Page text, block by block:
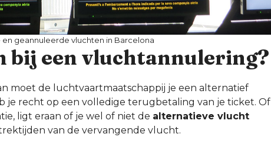
en geannuleerde vluchten in Barcelona
bij een vluchtannulering?
moet de luchtvaartmaatschappij je een alternatief
je recht op een volledige terugbetaling van je ticket. Of
ligt eraan of je wel of niet de alternatieve vlucht
van de vervangende vlucht.